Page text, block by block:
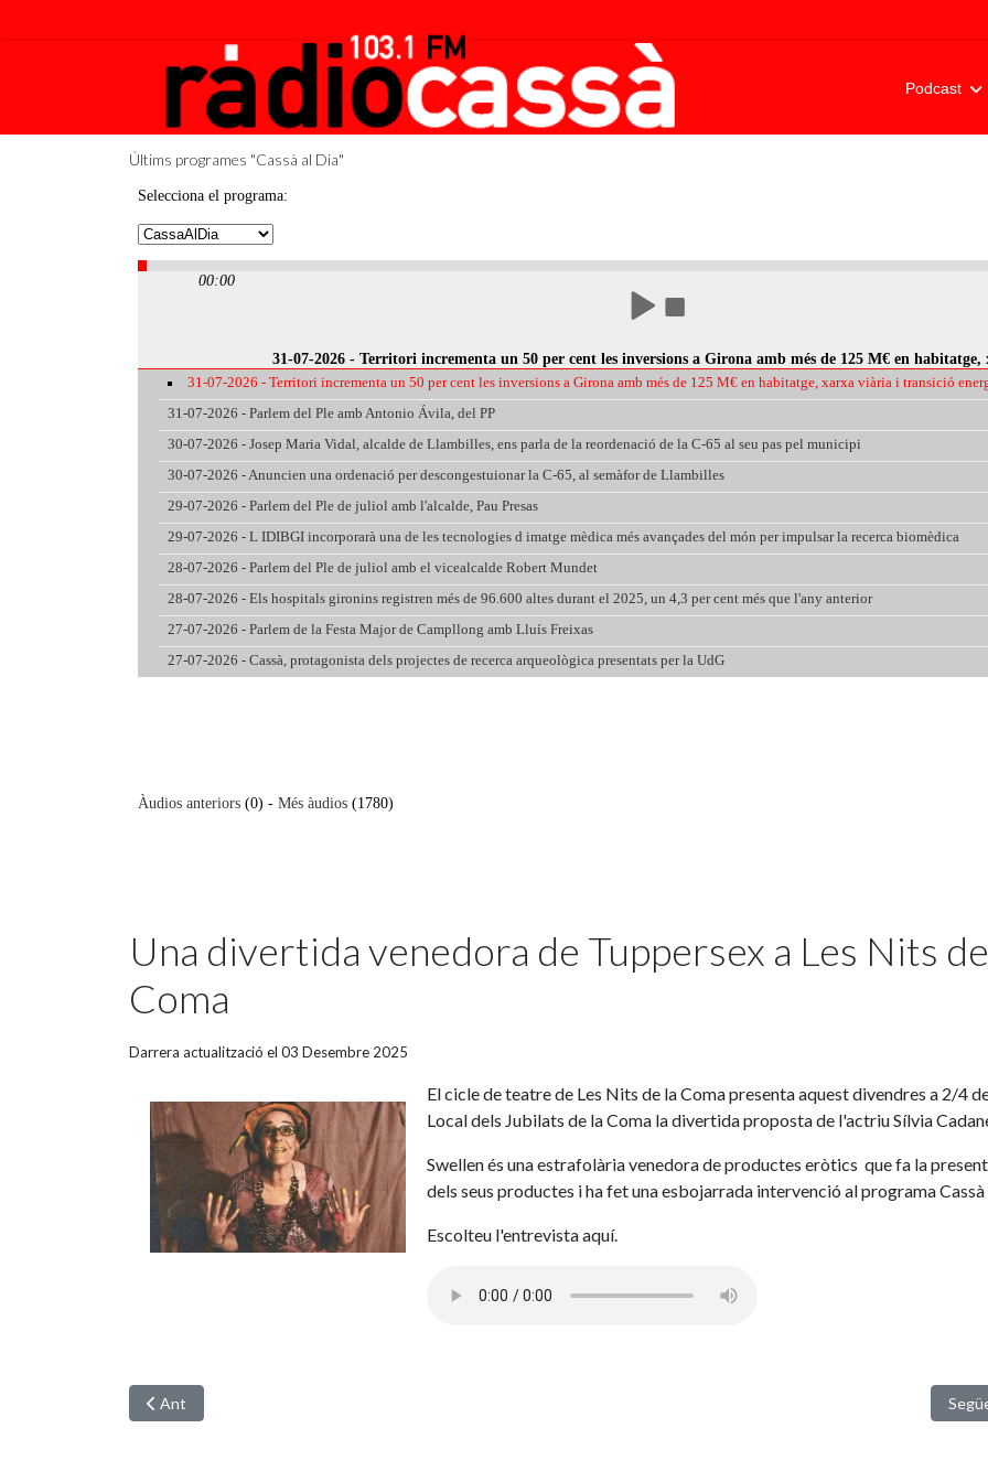
Podcast
Últims programes "Cassà al Dia"
Una divertida venedora de Tuppersex a Les Nits
Coma
Darrera actualització el 03 Desembre 2025
El cicle de teatre de Les Nits de la Coma presenta aquest divendres a 2/4
Local dels Jubilats de la Coma la divertida proposta de l'actriu Sílvia
Swellen és una estrafolària venedora de productes eròtics que fa la
dels seus productes i ha fet una esbojarrada intervenció al programa Cassà
Escolteu l'entrevista aquí.
Article anterior: Torna Nadalenks, el parc infantil de Nadal a Cassà
Ant